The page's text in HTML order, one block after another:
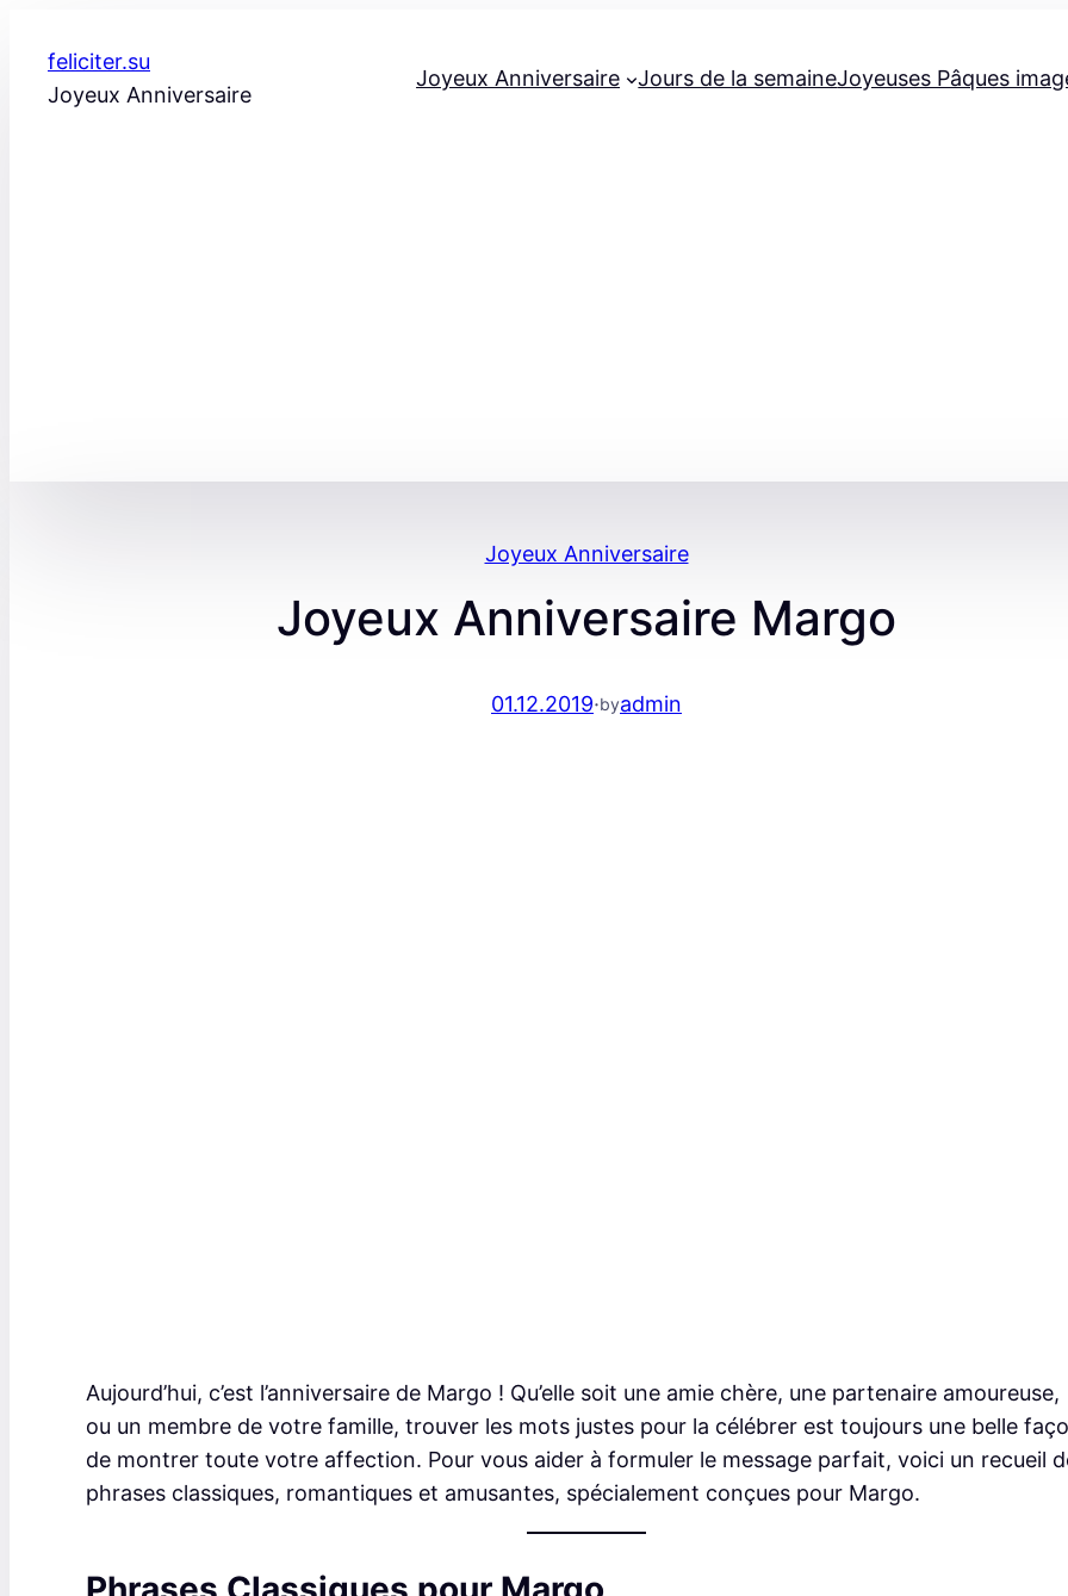
contenu
feliciter.su
Joyeux Anniversaire
Joyeux Anniversaire Jours de la semaineJoyeuses Pâques
Joyeux Anniversaire
Joyeux Anniversaire Margo
01.12.2019·byadmin
Aujourd’hui, c’est l’anniversaire de Margo ! Qu’elle soit une amie chère, une partenaire amoureuse,
ou un membre de votre famille, trouver les mots justes pour la célébrer est toujours une belle
de montrer toute votre affection. Pour vous aider à formuler le message parfait, voici un recueil
phrases classiques, romantiques et amusantes, spécialement conçues pour Margo.